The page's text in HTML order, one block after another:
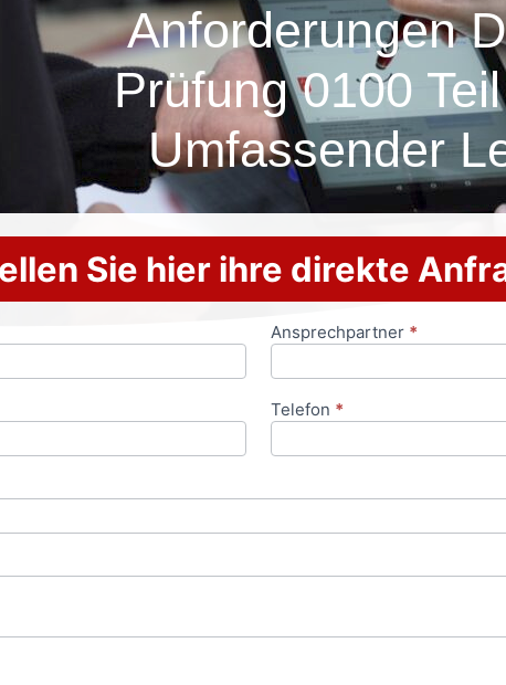
Anforderungen
Prüfung 0100
Umfassender
Sie hier ihre direkte
Ansprechpartner *
Telefon *